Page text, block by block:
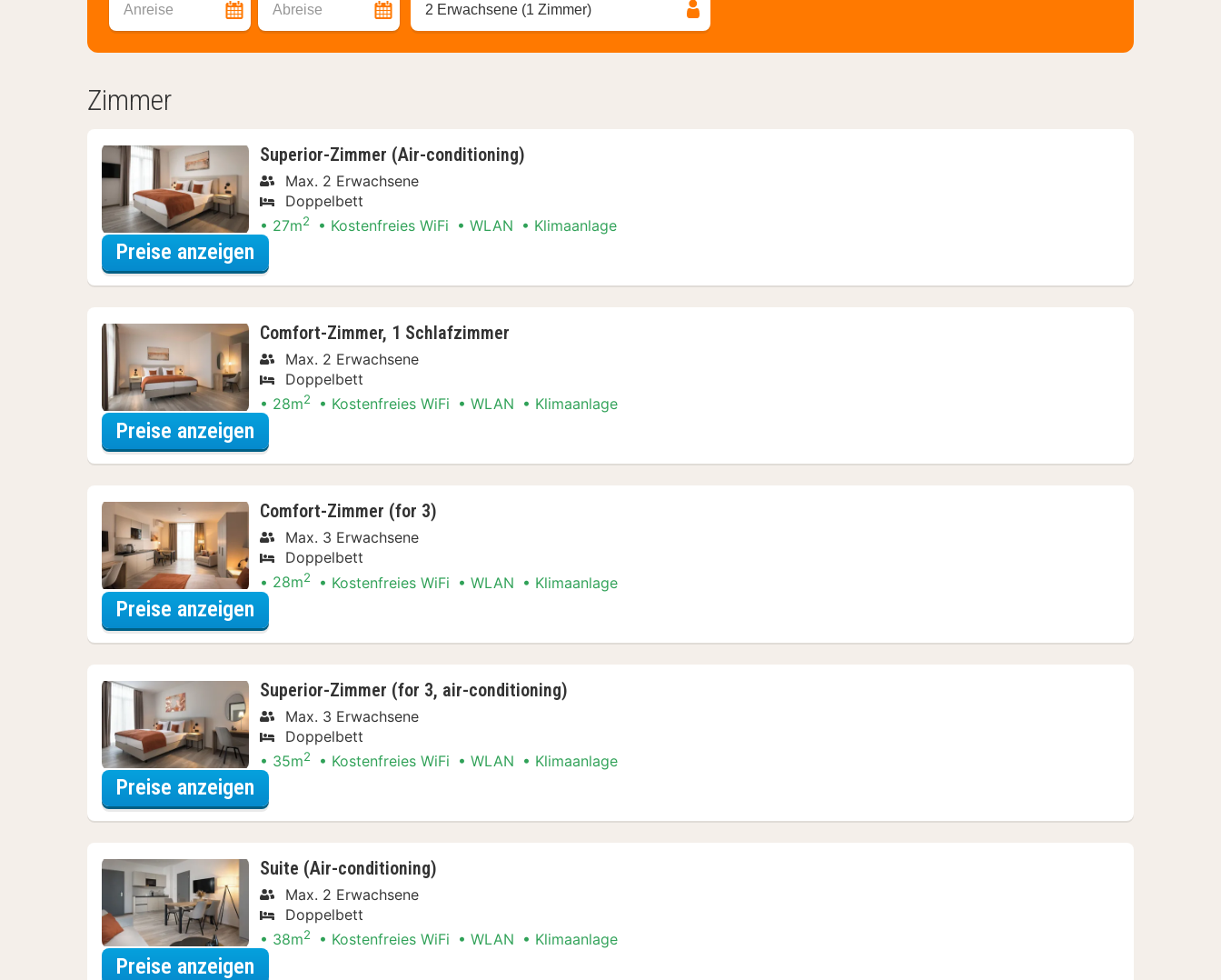
Anreise Abreise 2 Erwachsene (1 Zimmer)
Zimmer
Superior-Zimmer (Air-conditioning)
Max. 2 Erwachsene
Doppelbett
27m2 Kostenfreies WiFi WLAN Klimaanlage
Preise anzeigen
Comfort-Zimmer, 1 Schlafzimmer
Max. 2 Erwachsene
Doppelbett
28m2 Kostenfreies WiFi WLAN Klimaanlage
Preise anzeigen
Comfort-Zimmer (for 3)
Max. 3 Erwachsene
Doppelbett
28m2 Kostenfreies WiFi WLAN Klimaanlage
Preise anzeigen
Superior-Zimmer (for 3, air-conditioning)
Max. 3 Erwachsene
Doppelbett
35m2 Kostenfreies WiFi WLAN Klimaanlage
Preise anzeigen
Suite (Air-conditioning)
Max. 2 Erwachsene
Doppelbett
38m2 Kostenfreies WiFi WLAN Klimaanlage
Preise anzeigen